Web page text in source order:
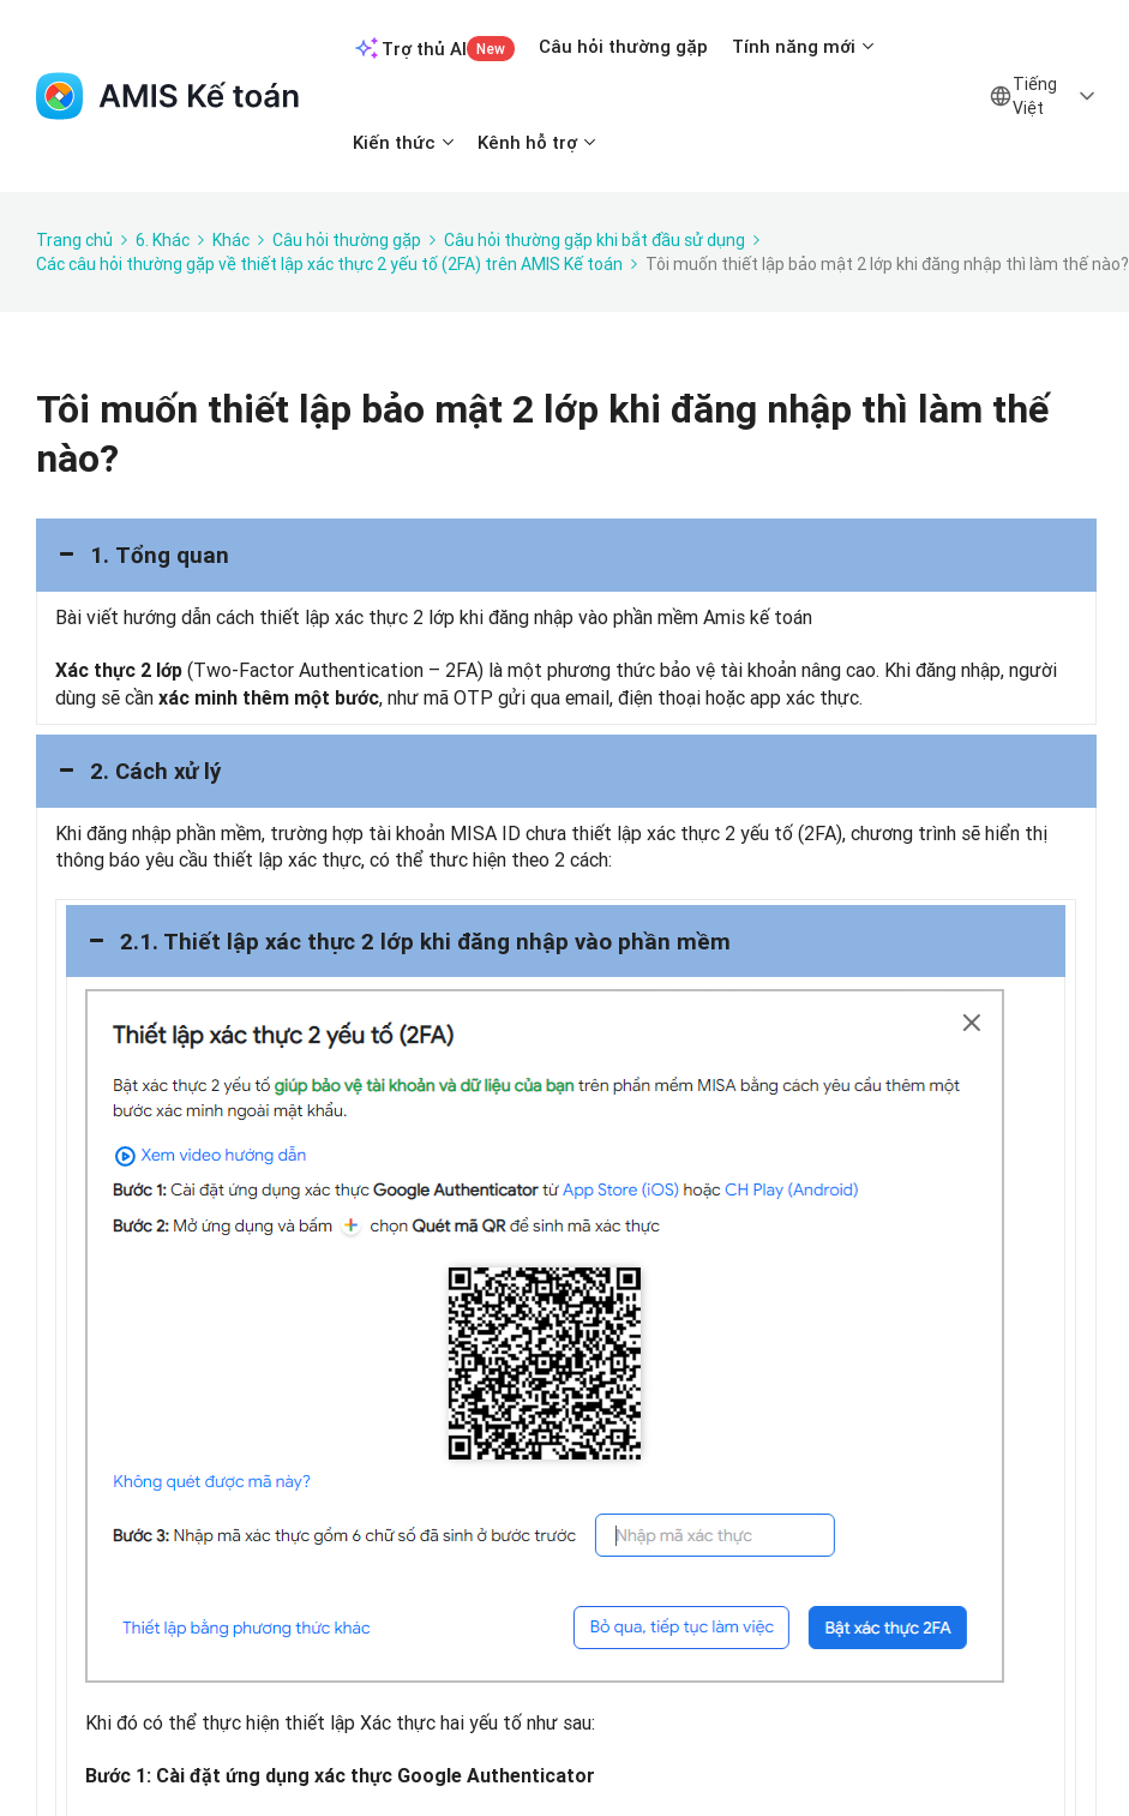
Trợ thủ AI New Câu hỏi thường gặp Tính năng mới
Kiến thức Kênh hỗ trợ
Tiếng
Việt
Trang chủ 6. Khác Khác Câu hỏi thường gặp
Câu hỏi thường gặp khi bắt đầu sử dụng
Các câu hỏi thường gặp về thiết lập xác thực 2 yếu tố (2FA) trên AMIS Kế toán
Tôi muốn thiết lập bảo mật 2 lớp khi đăng nhập thì làm thế nào?
Tôi muốn thiết lập bảo mật 2 lớp khi đăng nhập thì làm thế
nào?
1. Tổng quan
Bài viết hướng dẫn cách thiết lập xác thực 2 lớp khi đăng nhập vào phần mềm Amis kế toán
Xác thực 2 lớp (Two-Factor Authentication – 2FA) là một phương thức bảo vệ tài khoản nâng cao. Khi đăng nhập, người
dùng sẽ cần xác minh thêm một bước, như mã OTP gửi qua email, điện thoại hoặc app xác thực.
2. Cách xử lý
Khi đăng nhập phần mềm, trường hợp tài khoản MISA ID chưa thiết lập xác thực 2 yếu tố (2FA), chương trình sẽ hiển thị
thông báo yêu cầu thiết lập xác thực, có thể thưc hiện theo 2 cách:
2.1. Thiết lập xác thực 2 lớp khi đăng nhập vào phần mềm
Khi đó có thể thực hiện thiết lập Xác thực hai yếu tố như sau:
Bước 1: Cài đặt ứng dụng xác thực Google Authenticator